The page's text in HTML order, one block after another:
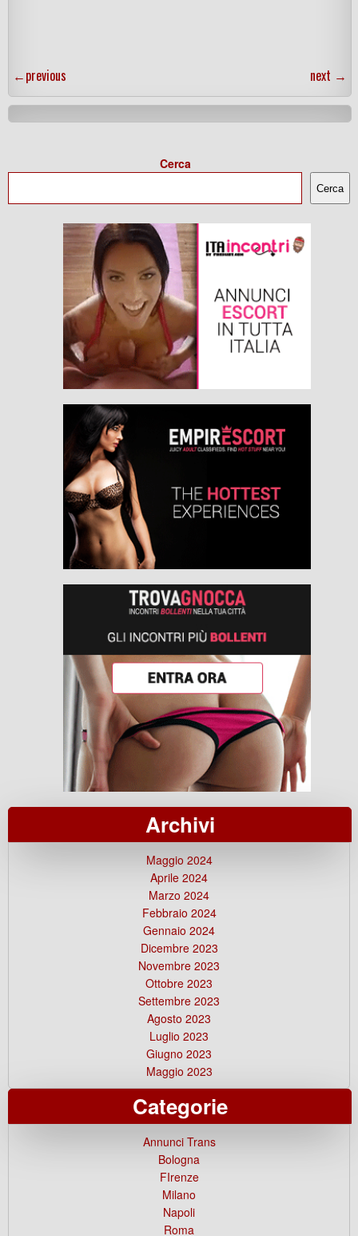
←previous next →
Cerca
Cerca
Archivi
Maggio 2024
Aprile 2024
Marzo 2024
Febbraio 2024
Gennaio 2024
Dicembre 2023
Novembre 2023
Ottobre 2023
Settembre 2023
Agosto 2023
Luglio 2023
Giugno 2023
Maggio 2023
Categorie
Annunci Trans
Bologna
FIrenze
Milano
Napoli
Roma